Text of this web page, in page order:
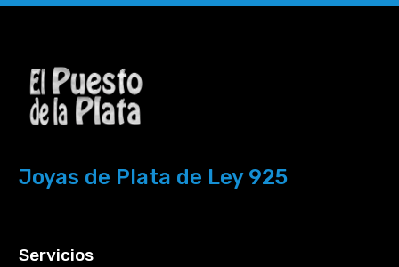
Joyas de Plata de Ley 925
Servicios